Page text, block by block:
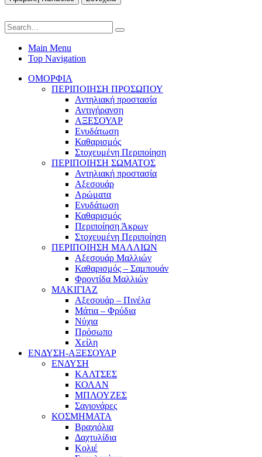
Main Menu
Top Navigation
ΟΜΟΡΦΙΑ
ΠΕΡΙΠΟΙΗΣΗ ΠΡΟΣΩΠΟΥ
Αντηλιακή προστασία
Αντιγήρανση
ΑΞΕΣΟΥΑΡ
Ενυδάτωση
Καθαρισμός
Στοχευμένη Περιποίηση
ΠΕΡΙΠΟΙΗΣΗ ΣΩΜΑΤΟΣ
Αντηλιακή προστασία
Αξεσουάρ
Αρώματα
Ενυδάτωση
Καθαρισμός
Περιποίηση Άκρων
Στοχευμένη Περιποίηση
ΠΕΡΙΠΟΙΗΣΗ ΜΑΛΛΙΩΝ
Αξεσουάρ Μαλλιών
Καθαρισμός – Σαμπουάν
Φροντίδα Μαλλιών
ΜΑΚΙΓΙΑΖ
Αξεσουάρ – Πινέλα
Μάτια – Φρύδια
Νύχια
Πρόσωπο
Χείλη
ΕΝΔΥΣΗ-ΑΞΕΣΟΥΑΡ
ΕΝΔΥΣΗ
ΚΑΛΤΣΕΣ
ΚΟΛΑΝ
ΜΠΛΟΥΖΕΣ
Σαγιονάρες
ΚΟΣΜΗΜΑΤΑ
Βραχιόλια
Δαχτυλίδια
Κολιέ